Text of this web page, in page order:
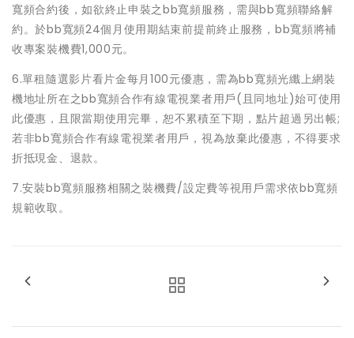
寬頻合約後，如欲終止申裝之bb寬頻服務，需與bb寬頻聯絡解
約。於bb寬頻24個月使用期結束前提前終止服務，bb寬頻將補
收專案裝機費1,000元。
6.單租隨選影片看片金每月100元優惠，需為bb寬頻光纖上網裝
機地址所在之bb寬頻合作有線電視業者用戶(且同地址)始可使用
此優惠，且限當期使用完畢，恕不累積至下期，點片超過另出帳;
若非bb寬頻合作有線電視業者用戶，視為放棄此優惠，不得要求
折抵現金、退款。
7.安裝bb寬頻服務相關之裝機費/設定費等視用戶需求依bb寬頻
規範收取。